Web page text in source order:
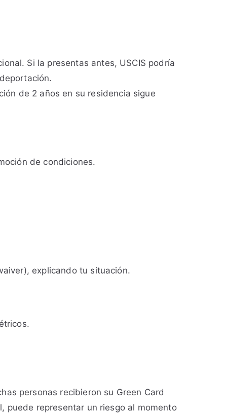
Si la presentas antes, USCIS podría
de 2 años en su residencia sigue
de condiciones.
explicando tu situación.
personas recibieron su Green Card
puede representar un riesgo al momento